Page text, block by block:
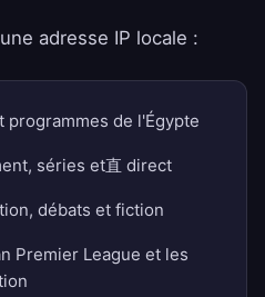
adresse IP locale :
programmes de l'Égypte
séries et直 direct
débats et fiction
Premier League et les